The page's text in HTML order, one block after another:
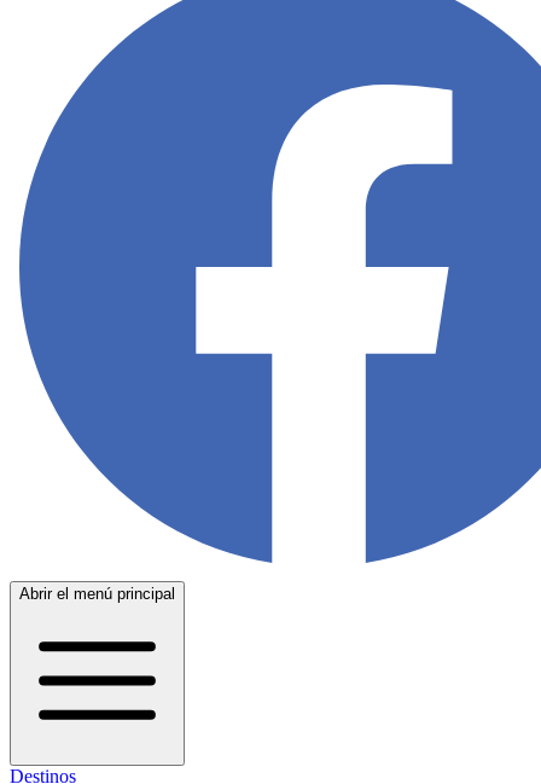
Abrir el menú principal
Destinos